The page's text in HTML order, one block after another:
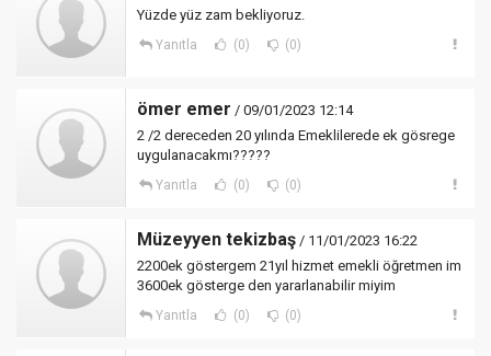
Yüzde yüz zam bekliyoruz.
Yanıtla (0) (0)
ömer emer / 09/01/2023 12:14
2 /2 dereceden 20 yılında Emeklilerede ek gösrege
uygulanacakmı?????
Yanıtla (0) (0)
Müzeyyen tekizbaş / 11/01/2023 16:22
2200ek göstergem 21yıl hizmet emekli öğretmen im
3600ek gösterge den yararlanabilir miyim
Yanıtla (0) (0)